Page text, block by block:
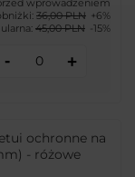
36,00 PLN +6%
45,00 PLN -15%
- +
ochronne na
- różowe